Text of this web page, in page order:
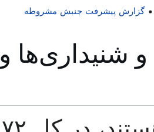
گزارش پیشرفت جنبش مشروطه
شنیداری‌ها و